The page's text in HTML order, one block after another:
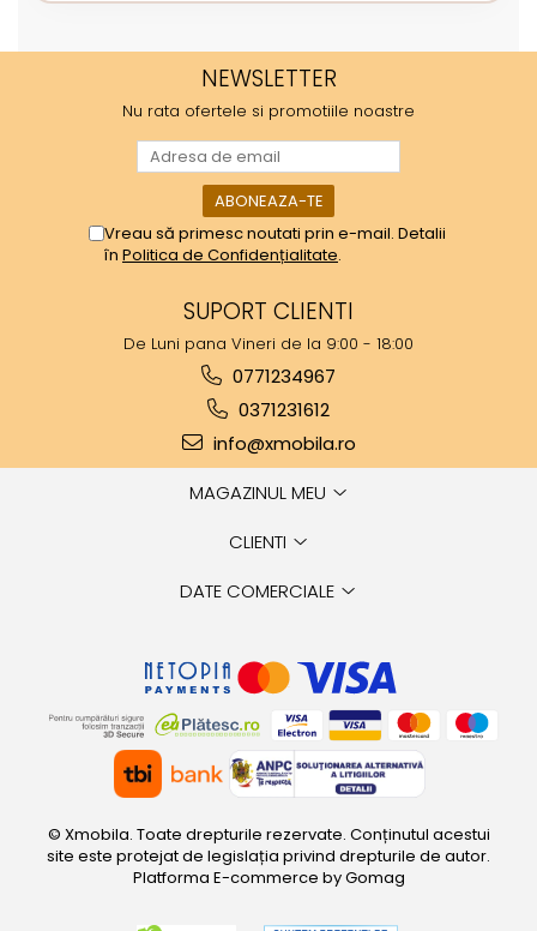
NEWSLETTER
Nu rata ofertele si promotiile noastre
Vreau să primesc noutati prin e-mail. Detalii
în Politica de Confidențialitate.
SUPORT CLIENTI
De Luni pana Vineri de la 9:00 - 18:00
0771234967
0371231612
info@xmobila.ro
MAGAZINUL MEU
CLIENTI
DATE COMERCIALE
© Xmobila. Toate drepturile rezervate. Conținutul acestui
site este protejat de legislația privind drepturile de autor.
Platforma E-commerce by Gomag